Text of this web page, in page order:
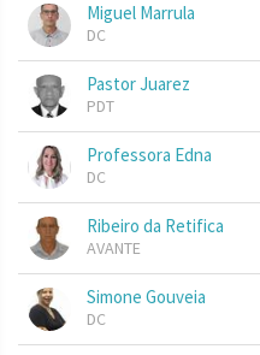
Miguel Marrula
DC
Pastor Juarez
PDT
Professora Edna
DC
Ribeiro da Retifica
AVANTE
Simone Gouveia
DC